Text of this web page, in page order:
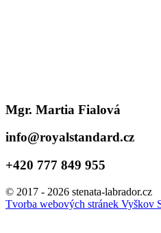
Mgr. Martia Fialová
info@royalstandard.cz
+420 777 849 955
© 2017 - 2026 stenata-labrador.cz
Tvorba webových stránek Vyškov